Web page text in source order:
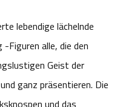
lebendige lächelnde
Figuren alle, die den
Geist der
ganz präsentieren. Die